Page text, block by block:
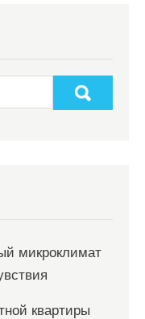
микроклимат
квартиры